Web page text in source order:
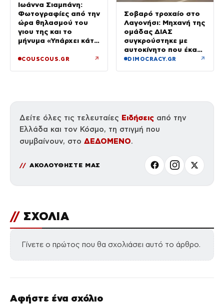
Ιωάννα Σιαμπάνη:
Φωτογραφίες από την
ώρα θηλασμού του
γιου της και το
μήνυμα «Υπάρχει κάτι
αργές μέρες»
COUSCOUS.GR ↗
Σοβαρό τροχαίο στο
Λαγονήσι: Μηχανή της
ομάδας ΔΙΑΣ
συγκρούστηκε με
αυτοκίνητο που έκανε
αναστροφή – Δύο
DIMOCRACY.GR ↗
Δείτε όλες τις τελευταίες Ειδήσεις από την
Ελλάδα και τον Κόσμο, τη στιγμή που
συμβαίνουν, στο ΔΕΔΟΜΕΝΟ.
ΑΚΟΛΟΥΘΗΣΤΕ ΜΑΣ
// ΣΧΟΛΙΑ
Γίνετε ο πρώτος που θα σχολιάσει αυτό το άρθρο.
Αφήστε ένα σχόλιο